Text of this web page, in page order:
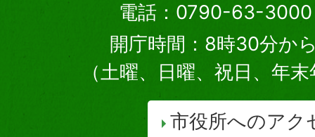
電話：0790-63-3000
開庁時間：8時30分か
（土曜、日曜、祝日、年
市役所へのアク